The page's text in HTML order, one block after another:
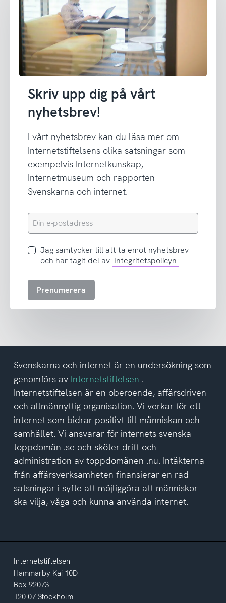
Skriv upp dig på vårt
nyhetsbrev!
I vårt nyhetsbrev kan du läsa mer om
Internetstiftelsens olika satsningar som
exempelvis Internetkunskap,
Internetmuseum och rapporten
Svenskarna och internet.
Din
e-
Jag
samtycker
att
del
av
integritetspolicyn
Jag samtycker till att ta emot nyhetsbrev
och har tagit del av Integritetspolicyn
Prenumerera
Svenskarna och internet är en undersökning som
genomförs av Internetstiftelsen .
Internetstiftelsen är en oberoende, affärsdriven
och allmännyttig organisation. Vi verkar för ett
internet som bidrar positivt till människan och
samhället. Vi ansvarar för internets svenska
toppdomän .se och sköter drift och
administration av toppdomänen .nu. Intäkterna
från affärsverksamheten finansierar en rad
satsningar i syfte att möjliggöra att människor
ska vilja, våga och kunna använda internet.
Internetstiftelsen
Hammarby Kaj 10D
Box 92073
120 07 Stockholm